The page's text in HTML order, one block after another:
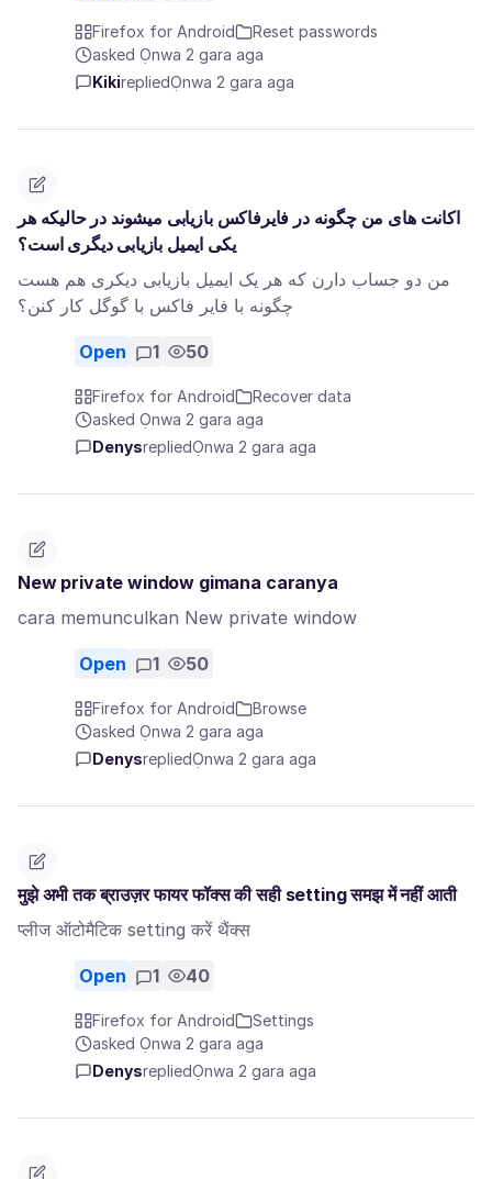
Firefox for Android
Reset passwords
asked Ọnwa 2 gara aga
KikirepliedỌnwa 2 gara aga
اکانت های من چگونه در فایرفاکس بازیابی میشوند در حالیکه هر
یکی ایمیل بازیابی دیگری است؟
من دو جساب دارن که هر یک ایمیل بازیابی دیکری هم هست
چگونه با فایر فاکس با گوگل کار کنن؟
Open 1 50
Firefox for Android
Recover data
asked Ọnwa 2 gara aga
DenysrepliedỌnwa 2 gara aga
New private window gimana caranya
cara memunculkan New private window
Open 1 50
Firefox for Android
Browse
asked Ọnwa 2 gara aga
DenysrepliedỌnwa 2 gara aga
मुझे अभी तक ब्राउज़र फायर फॉक्स की सही setting समझ में नहीं आती
प्लीज ऑटोमैटिक setting करें थैंक्स
Open 1 40
Firefox for Android
Settings
asked Ọnwa 2 gara aga
DenysrepliedỌnwa 2 gara aga